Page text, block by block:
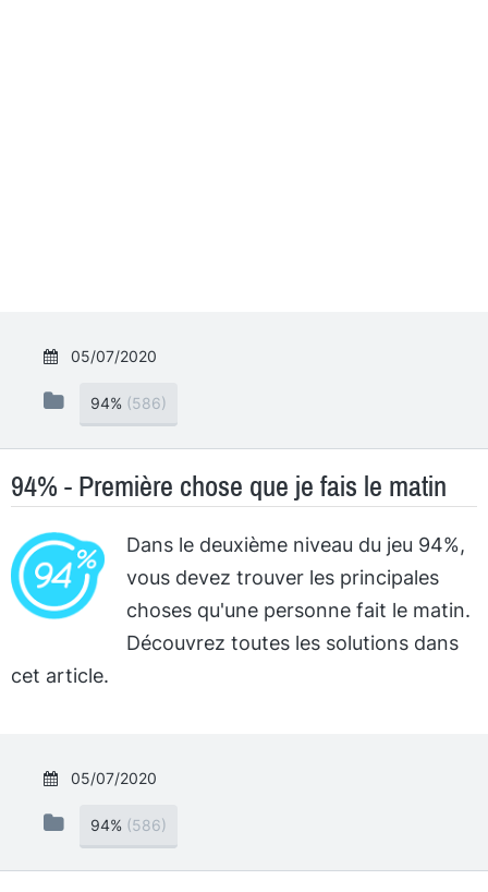
05/07/2020
94% (586)
94% - Première chose que je fais le matin
Dans le deuxième niveau du jeu 94%,
vous devez trouver les principales
choses qu'une personne fait le matin.
Découvrez toutes les solutions dans
cet article.
05/07/2020
94% (586)